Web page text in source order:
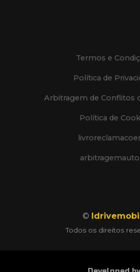
Termos e
Política de
Arbitragem de Conflitos
Política de
©
Todos os direitos